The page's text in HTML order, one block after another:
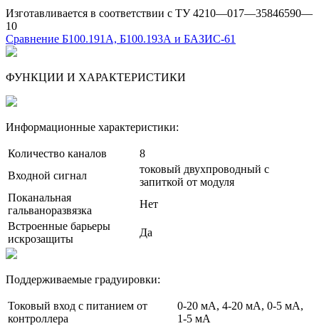
Изготавливается в соответствии с ТУ 4210—017—35846590—
10
Сравнение Б100.191А, Б100.193А и БАЗИС-61
ФУНКЦИИ И ХАРАКТЕРИСТИКИ
Информационные характеристики:
Количество каналов
8
Входной сигнал
токовый двухпроводный с
запиткой от модуля
Поканальная
гальваноразвязка
Нет
Встроенные барьеры
искрозащиты
Да
Поддерживаемые градуировки:
Токовый вход с питанием от
контроллера
0-20 мА, 4-20 мА, 0-5 мА,
1-5 мА